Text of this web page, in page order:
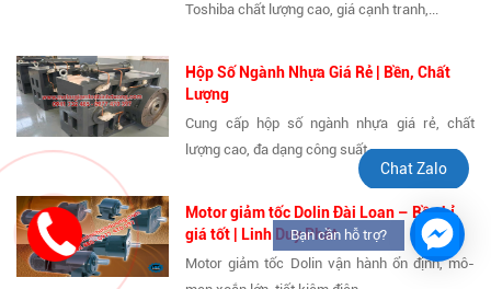
Toshiba chất lượng cao, giá cạnh tranh,...
Hộp Số Ngành Nhựa Giá Rẻ | Bền, Chất
Lượng
Cung cấp hộp số ngành nhựa giá rẻ, chất
lượng cao, đa dạng công suất....
Motor giảm tốc Dolin Đài Loan – Bền bỉ,
giá tốt | Linh Duy Phát
Motor giảm tốc Dolin vận hành ổn định, mô-
Chat Zalo
Bạn cần hỗ trợ?